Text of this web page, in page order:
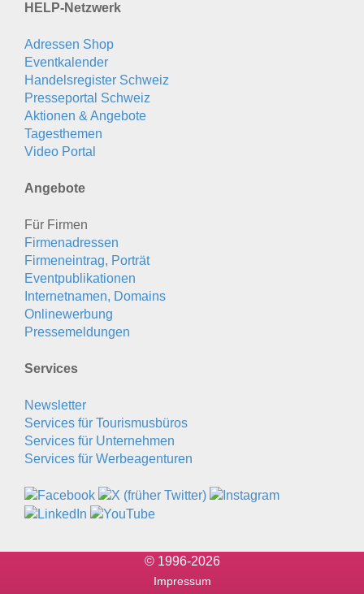
HELP-Netzwerk
Adressen Shop
Eventkalender
Handelsregister Schweiz
Presseportal Schweiz
Aktionen & Angebote
Tagesthemen
Video Portal
Angebote
Für Firmen
Firmenadressen
Firmeneintrag, Porträt
Eventpublikationen
Internetnamen, Domains
Onlinewerbung
Pressemeldungen
Services
Newsletter
Services für Tourismusbüros
Services für Unternehmen
Services für Werbeagenturen
© 1996-2026
Impressum